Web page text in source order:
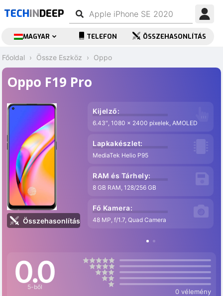
TECHINDEEP
MAGYAR TELEFON ÖSSZEHASONLÍTÁS
Főoldal Össze Eszköz Oppo
Oppo F19 Pro
Összehasonlítás
Kijelző:
6.43″, 1080 x 2400 pixelek, AMOLED
Lapkakészlet:
MediaTek Helio P95
RAM és Tárhely:
8 GB RAM, 128/256 GB
Fő Kamera:
48 MP, f/1.7, Quad Camera
0.0
5-ből
0 vélemény